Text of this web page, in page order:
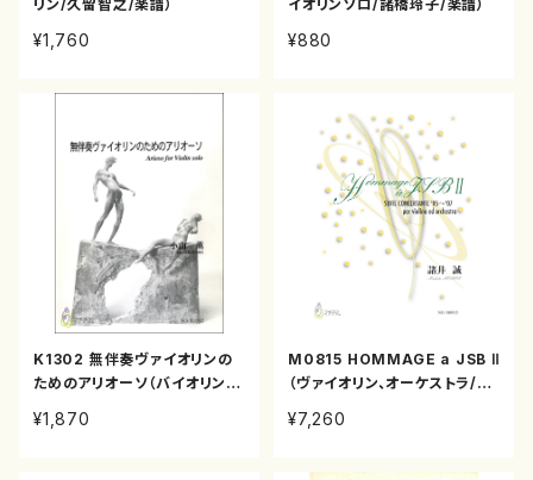
リン/久留智之/楽譜）
¥1,760
イオリンソロ/諸橋玲子/楽譜）
¥880
K1302 無伴奏ヴァイオリンの
ためのアリオーソ（バイオリンソ
¥1,870
M0815 HOMMAGE a JSB Ⅱ
（ヴァイオリン、オーケストラ/諸
¥7,260